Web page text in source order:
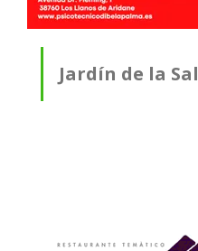
Jardín de la Sal